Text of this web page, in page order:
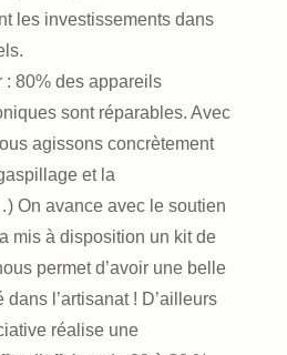
les investissements dans
: 80% des appareils
sont réparables. Avec
agissons concrètement
et la
On avance avec le soutien
mis à disposition un kit de
permet d’avoir une belle
l’artisanat ! D’ailleurs
réalise une